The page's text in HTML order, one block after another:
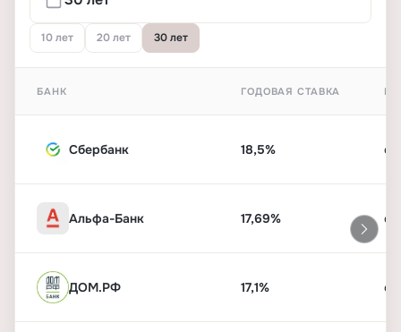
10 лет 20 лет 30 лет
БАНК ГОДОВАЯ СТАВКА
Сбербанк 18,5%
Альфа-Банк 17,69%
ДОМ.РФ 17,1% от